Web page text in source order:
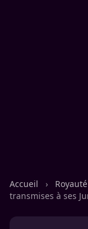
Accueil › Royauté
transmises à ses